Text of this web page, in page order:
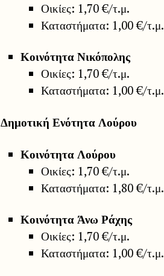
Οικίες: 1,70 €/τ.μ.
Καταστήματα: 1,00 €/τ.μ.
Κοινότητα Νικόπολης
Οικίες: 1,70 €/τ.μ.
Καταστήματα: 1,00 €/τ.μ.
Δημοτική Ενότητα Λούρου
Κοινότητα Λούρου
Οικίες: 1,70 €/τ.μ.
Καταστήματα: 1,80 €/τ.μ.
Κοινότητα Άνω Ράχης
Οικίες: 1,70 €/τ.μ.
Καταστήματα: 1,00 €/τ.μ.